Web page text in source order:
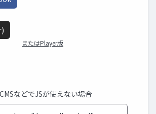
またはPlayer版
などでJSが使えない場合